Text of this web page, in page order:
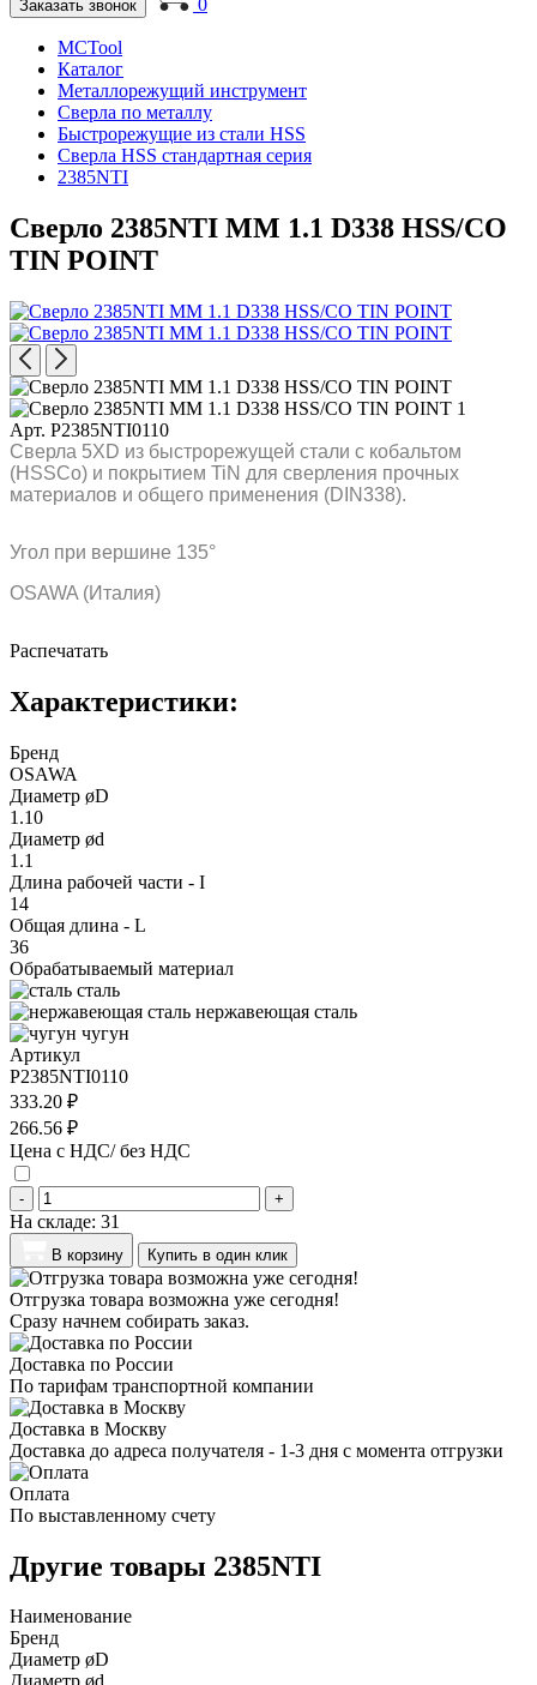
Заказать звонок 0
MCTool
Каталог
Металлорежущий инструмент
Сверла по металлу
Быстрорежущие из стали HSS
Сверла HSS стандартная серия
2385NTI
Сверло 2385NTI MM 1.1 D338 HSS/CO
TIN POINT
Арт. P2385NTI0110
Сверла 5XD из быстрорежущей стали с кобальтом
(HSSCo) и покрытием TiN для сверления прочных
материалов и общего применения (DIN338).
Угол при вершине 135°
OSAWA (Италия)
Распечатать
Характеристики:
Бренд
OSAWA
Диаметр øD
1.10
Диаметр ød
1.1
Длина рабочей части - I
14
Общая длина - L
36
Обрабатываемый материал
сталь
нержавеющая сталь
чугун
Артикул
P2385NTI0110
333.20 ₽
266.56 ₽
Цена с НДС/ без НДС
- +
На складе: 31
В корзину Купить в один клик
Отгрузка товара возможна уже сегодня!
Сразу начнем собирать заказ.
Доставка по России
По тарифам транспортной компании
Доставка в Москву
Доставка до адреса получателя - 1-3 дня с момента отгрузки
Оплата
По выставленному счету
Другие товары 2385NTI
Наименование
Бренд
Диаметр øD